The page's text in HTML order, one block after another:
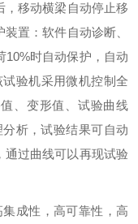
，移动横梁自动停止移
装置：软件自动诊断、
10%时自动保护，自动
试验机采用微机控制全
、变形值、试验曲线
析，试验结果可自动
过曲线可以再现试验
成性，高可靠性，高